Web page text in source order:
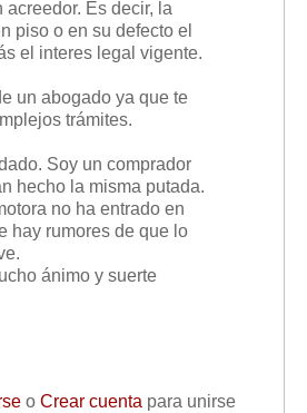
Es decir, la
piso o en su defecto el
el interes legal vigente.
un abogado ya que te
trámites.
Soy un comprador
hecho la misma putada.
no ha entrado en
hay rumores de que lo
ánimo y suerte
o Crear cuenta para unirse